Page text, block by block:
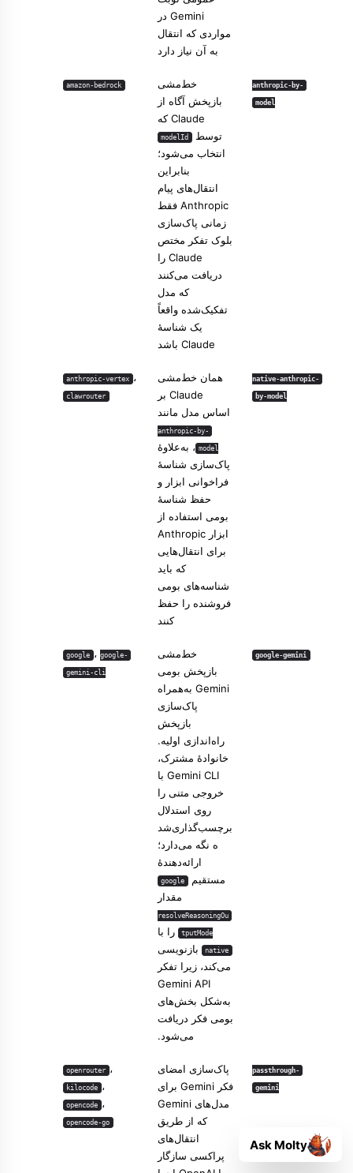
Gemini در
مواردی که انتقال
به آن نیاز دارد
anthropic-by-
model
خط‌مشی
بازپخش آگاه از
Claude که
توسط modelId
انتخاب می‌شود؛
بنابراین
انتقال‌های پیام
Anthropic فقط
زمانی پاک‌سازی
بلوک تفکر مختص
Claude را
دریافت می‌کنند
که مدل
تفکیک‌شده واقعاً
یک شناسهٔ
Claude باشد
amazon-bedrock
native-anthropic-
by-model
همان خط‌مشی
Claude بر
اساس مدل مانند
anthropic-by-
model ، به‌علاوهٔ
پاک‌سازی شناسهٔ
فراخوانی ابزار و
حفظ شناسهٔ
بومی استفاده از
ابزار Anthropic
برای انتقال‌هایی
که باید
شناسه‌های بومی
فروشنده را حفظ
کنند
anthropic-vertex ،
clawrouter
google-gemini
خط‌مشی
بازپخش بومی
Gemini به‌همراه
پاک‌سازی
بازپخش
راه‌اندازی اولیه.
خانوادهٔ مشترک،
Gemini CLI با
خروجی متنی را
روی استدلال
برچسب‌گذاری‌شد
ه نگه می‌دارد؛
ارائه‌دهندهٔ
مستقیم google
مقدار
resolveReasoningOu
tputMode را با
native
بازنویسی
می‌کند، زیرا تفکر
Gemini API
به‌شکل بخش‌های
بومی فکر دریافت
می‌شود.
google ، google-
gemini-cli
passthrough-
gemini
پاک‌سازی امضای
فکر Gemini برای
مدل‌های Gemini
که از طریق
انتقال‌های
پراکسی سازگار
openrouter ،
kilocode ،
opencode ،
opencode-go
Ask Molty
Molty